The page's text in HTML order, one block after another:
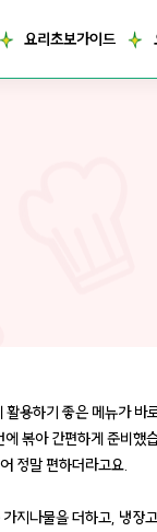
요리초보가이드
용하기 좋은 메뉴가
볶아 간편하게 준비했
정말 편하더라고요.
지나물을 더하고, 냉장